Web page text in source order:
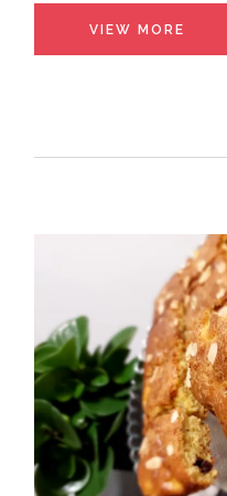
VIEW MORE